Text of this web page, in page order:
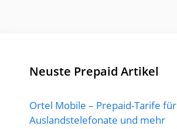
Neuste Prepaid Artikel
Ortel Mobile – Prepaid-Tarife für
Auslandstelefonate und mehr